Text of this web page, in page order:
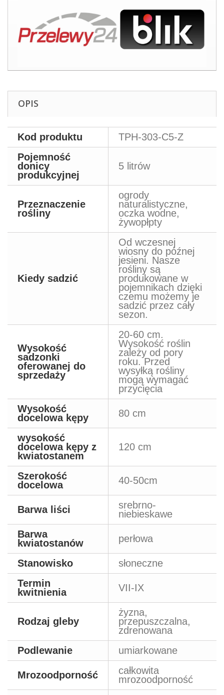
OPIS
Kod produktu
TPH-303-C5-Z
Pojemność
donicy
produkcyjnej
5 litrów
Przeznaczenie
rośliny
ogrody
naturalistyczne,
oczka wodne,
żywopłpty
Kiedy sadzić
Od wczesnej
wiosny do późnej
jesieni. Nasze
rośliny są
produkowane w
pojemnikach dzięki
czemu możemy je
sadzić przez cały
sezon.
Wysokość
sadzonki
oferowanej do
sprzedaży
20-60 cm.
Wysokość roślin
zależy od pory
roku. Przed
wysyłką rośliny
mogą wymagać
przycięcia
Wysokość
docelowa kępy
80 cm
wysokość
docelowa kępy z
kwiatostanem
120 cm
Szerokość
docelowa
40-50cm
Barwa liści
srebrno-
niebieskawe
Barwa
kwiatostanów
perłowa
Stanowisko
słoneczne
Termin
kwitnienia
VII-IX
Rodzaj gleby
żyzna,
przepuszczalna,
zdrenowana
Podlewanie
umiarkowane
Mrozoodporność
całkowita
mrozoodporność